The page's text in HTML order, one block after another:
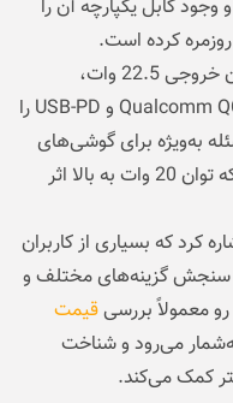
و وجود کابل یکپارچه آن را
کرده است.
از نظر سخت‌افزاری، این محصول با توان خروجی 22.5 وات،
پشتیبانی از استانداردهای شارژ سریع Qualcomm QC و USB-PD را
به‌ویژه برای گوشی‌های
میان‌رده و پرچمدار اهمیت دارد؛ جایی که توان 20 وات به بالا اثر
کرد که بسیاری از کاربران
سنجش گزینه‌های مختلف و
معمولاً بررسیقیمت
می‌رود و شناخت
کمک می‌کند.